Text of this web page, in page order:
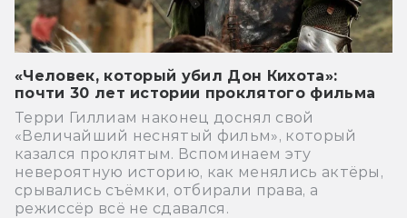
«Человек, который убил Дон Кихота»:
почти 30 лет истории проклятого фильма
Терри Гиллиам наконец доснял свой
«Величайший неснятый фильм», который
казался проклятым. Вспоминаем эту
невероятную историю, как менялись актёры,
срывались съёмки, отбирали права, а
режиссёр всё не сдавался.